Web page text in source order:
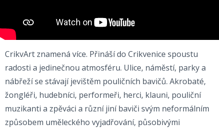
CrikvArt znamená více. Přináší do Crikvenice spoustu
radosti a jedinečnou atmosféru. Ulice, náměstí, parky a
nábřeží se stávají jevištěm pouličních bavičů. Akrobaté,
žongléři, hudebníci, performeři, herci, klauni, pouliční
muzikanti a zpěváci a různí jiní baviči svým neformálním
způsobem uměleckého vyjadřování, působivými